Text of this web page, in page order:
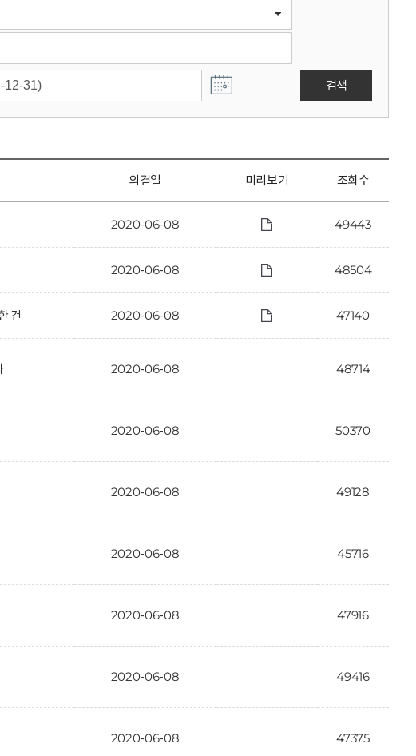
검색
의결일 미리보기 조회수
2020-06-08 49443
2020-06-08 48504
건 2020-06-08 47140
2020-06-08 48714
2020-06-08 50370
2020-06-08 49128
2020-06-08 45716
2020-06-08 47916
2020-06-08 49416
2020-06-08 47375